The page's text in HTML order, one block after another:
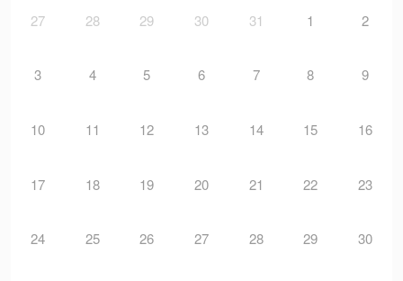
27 28 29 30 31 1 2
3 4 5 6 7 8 9
10 11 12 13 14 15 16
17 18 19 20 21 22 23
24 25 26 27 28 29 30